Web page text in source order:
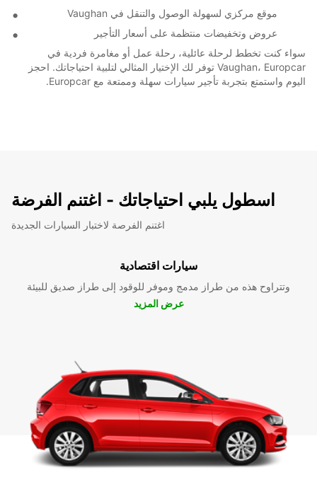
موقع مركزي لسهولة الوصول والتنقل في Vaughan
عروض وتخفيضات منتظمة على أسعار التأجير
سواء كنت تخطط لرحلة عائلية، رحلة عمل أو مغامرة فردية في
Vaughan، Europcar توفر لك الإختيار المثالي لتلبية احتياجاتك. احجز
اليوم واستمتع بتجربة تأجير سيارات سهلة وممتعة مع Europcar.
اسطول يلبي احتياجاتك - اغتنم الفرضة
اغتنم الفرصة لاختبار السيارات الجديدة
سيارات اقتصادية
وتتراوح هذه من طراز مدمج وموفر للوقود إلى طراز صديق للبيئة
عرض المزيد